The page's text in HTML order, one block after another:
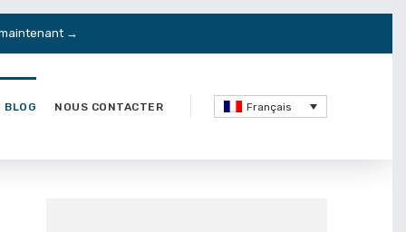
→
BLOG NOUS CONTACTER Français